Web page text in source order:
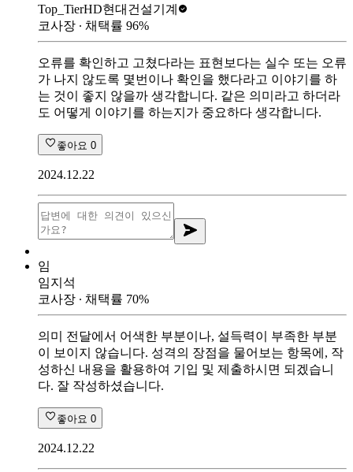
Top_TierHD현대건설기계
코사장 ∙ 채택률 96%
오류를 확인하고 고쳤다라는 표현보다는 실수 또는 오류
가 나지 않도록 몇번이나 확인을 했다라고 이야기를 하
는 것이 좋지 않을까 생각합니다. 같은 의미라고 하더라
도 어떻게 이야기를 하는지가 중요하다 생각합니다.
좋아요 0
2024.12.22
임
임지석
코사장 ∙ 채택률 70%
의미 전달에서 어색한 부분이나, 설득력이 부족한 부분
이 보이지 않습니다. 성격의 장점을 물어보는 항목에, 작
성하신 내용을 활용하여 기입 및 제출하시면 되겠습니
다. 잘 작성하셨습니다.
좋아요 0
2024.12.22